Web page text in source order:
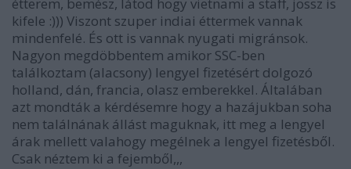
kifele :))) Viszont szuper indiai éttermek vannak
mindenfelé. És ott is vannak nyugati migránsok.
Nagyon megdöbbentem amikor SSC-ben
találkoztam (alacsony) lengyel fizetésért dolgozó
holland, dán, francia, olasz emberekkel. Általában
azt mondták a kérdésemre hogy a hazájukban soha
nem találnának állást maguknak, itt meg a lengyel
árak mellett valahogy megélnek a lengyel fizetésből.
Csak néztem ki a fejemből,,,